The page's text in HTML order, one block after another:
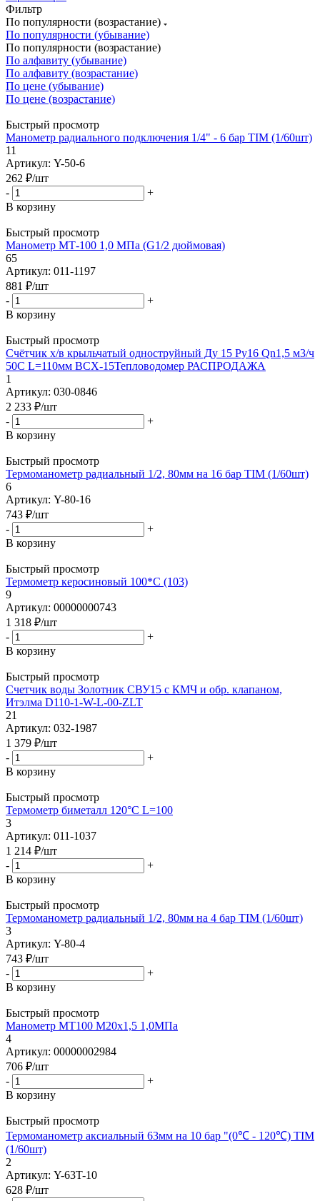
Фильтр
По популярности (возрастание)
По популярности (убывание)
По популярности (возрастание)
По алфавиту (убывание)
По алфавиту (возрастание)
По цене (убывание)
По цене (возрастание)
Быстрый просмотр
Манометр радиального подключения 1/4" - 6 бар TIM (1/60шт)
11
Артикул: Y-50-6
262 ₽/шт
-
+
В корзину
Быстрый просмотр
Манометр МТ-100 1,0 МПа (G1/2 дюймовая)
65
Артикул: 011-1197
881 ₽/шт
-
+
В корзину
Быстрый просмотр
Счётчик х/в крыльчатый одноструйный Ду 15 Ру16 Qn1,5 м3/ч
50С L=110мм ВСХ-15Тепловодомер РАСПРОДАЖА
1
Артикул: 030-0846
2 233 ₽/шт
-
+
В корзину
Быстрый просмотр
Термоманометр радиальный 1/2, 80мм на 16 бар TIM (1/60шт)
6
Артикул: Y-80-16
743 ₽/шт
-
+
В корзину
Быстрый просмотр
Термометр керосиновый 100*C (103)
9
Артикул: 00000000743
1 318 ₽/шт
-
+
В корзину
Быстрый просмотр
Счетчик воды Золотник СВУ15 с КМЧ и обр. клапаном,
Итэлма D110-1-W-L-00-ZLT
21
Артикул: 032-1987
1 379 ₽/шт
-
+
В корзину
Быстрый просмотр
Термометр биметалл 120°C L=100
3
Артикул: 011-1037
1 214 ₽/шт
-
+
В корзину
Быстрый просмотр
Термоманометр радиальный 1/2, 80мм на 4 бар TIM (1/60шт)
3
Артикул: Y-80-4
743 ₽/шт
-
+
В корзину
Быстрый просмотр
Манометр МТ100 М20х1,5 1,0МПа
4
Артикул: 00000002984
706 ₽/шт
-
+
В корзину
Быстрый просмотр
Термоманометр аксиальный 63мм на 10 бар "(0℃ - 120℃) TIM
(1/60шт)
2
Артикул: Y-63T-10
628 ₽/шт